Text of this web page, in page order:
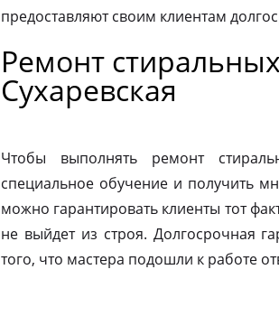
предоставляют своим клиентам
Ремонт
Сухаревская
Чтобы выполнять ремонт
специальное обучение и получить
можно гарантировать клиенты тот
не выйдет из строя. Долгосрочная
того, что мастера подошли к работе